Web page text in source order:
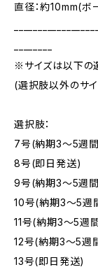
直径：約10mm(ボ
※サイズは以下の
(選択肢以外のサ
選択肢：
7号(納期3～5週
8号(即日発送)
9号(納期3～5週
10号(納期3～5週
11号(納期3～5週
12号(納期3～5週
13号(即日発送)